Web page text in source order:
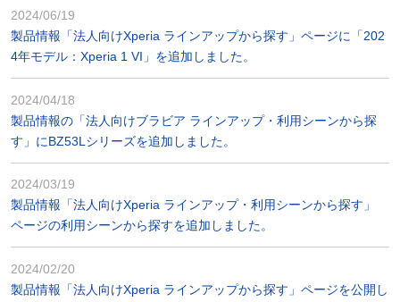
2024/06/19
製品情報「法人向けXperia ラインアップから探す」ページに「202
4年モデル：Xperia 1 VI」を追加しました。
2024/04/18
製品情報の「法人向けブラビア ラインアップ・利用シーンから探
す」にBZ53Lシリーズを追加しました。
2024/03/19
製品情報「法人向けXperia ラインアップ・利用シーンから探す」
ページの利用シーンから探すを追加しました。
2024/02/20
製品情報「法人向けXperia ラインアップから探す」ページを公開し